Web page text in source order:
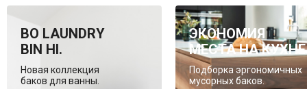
BO LAUNDRY
BIN HI.
Новая коллекция
баков для ванны.
ЭКОНОМИЯ
МЕСТА НА
Подборка эргономичных
мусорных баков.